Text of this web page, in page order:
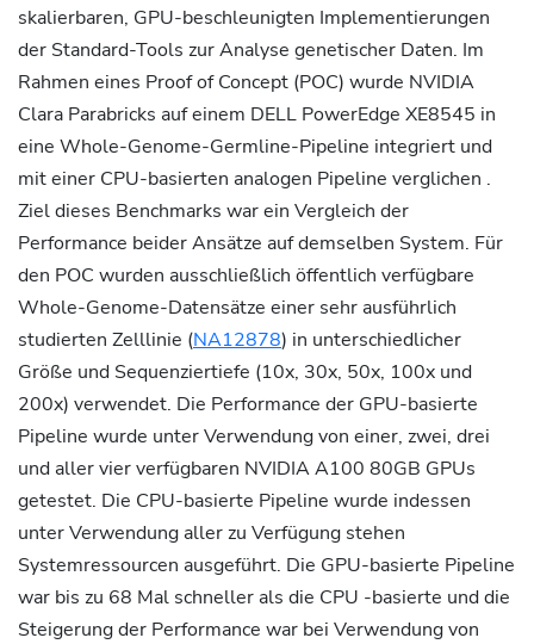
skalierbaren, GPU-beschleunigten Implementierungen
der Standard-Tools zur Analyse genetischer Daten. Im
Rahmen eines Proof of Concept (POC) wurde NVIDIA
Clara Parabricks auf einem DELL PowerEdge XE8545 in
eine Whole-Genome-Germline-Pipeline integriert und
mit einer CPU-basierten analogen Pipeline verglichen .
Ziel dieses Benchmarks war ein Vergleich der
Performance beider Ansätze auf demselben System. Für
den POC wurden ausschließlich öffentlich verfügbare
Whole-Genome-Datensätze einer sehr ausführlich
studierten Zelllinie (NA12878) in unterschiedlicher
Größe und Sequenziertiefe (10x, 30x, 50x, 100x und
200x) verwendet. Die Performance der GPU-basierte
Pipeline wurde unter Verwendung von einer, zwei, drei
und aller vier verfügbaren NVIDIA A100 80GB GPUs
getestet. Die CPU-basierte Pipeline wurde indessen
unter Verwendung aller zu Verfügung stehen
Systemressourcen ausgeführt. Die GPU-basierte Pipeline
war bis zu 68 Mal schneller als die CPU -basierte und die
Steigerung der Performance war bei Verwendung von